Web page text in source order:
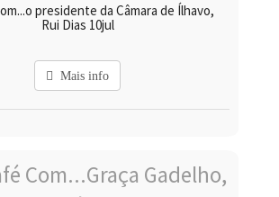
presidente da Câmara de Ílhavo,
Rui Dias 10jul
Mais info